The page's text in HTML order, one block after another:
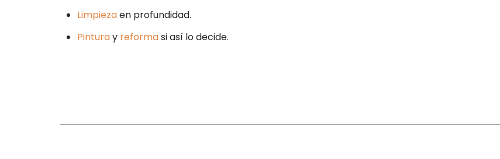
Limpiezaen profundidad.
Pinturay reformasi así lo decide.